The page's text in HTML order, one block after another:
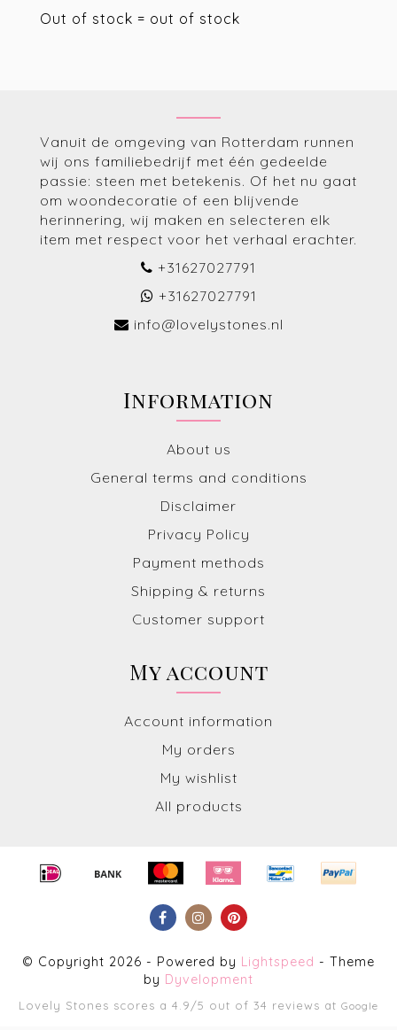
Out of stock = out of stock
Vanuit de omgeving van Rotterdam runnen
wij ons familiebedrijf met één gedeelde
passie: steen met betekenis. Of het nu gaat
om woondecoratie of een blijvende
herinnering, wij maken en selecteren elk
item met respect voor het verhaal erachter.
+31627027791
+31627027791
info@lovelystones.nl
Information
About us
General terms and conditions
Disclaimer
Privacy Policy
Payment methods
Shipping & returns
Customer support
My account
Account information
My orders
My wishlist
All products
© Copyright 2026 - Powered by Lightspeed - Theme
by Dyvelopment
Lovely Stones scores a 4.9/5 out of 34 reviews at Google